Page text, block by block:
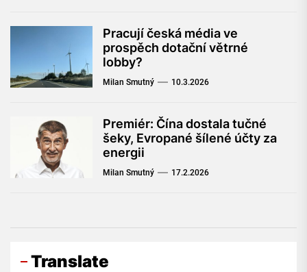
Pracují česká média ve
prospěch dotační větrné
lobby?
Milan Smutný 10.3.2026
Premiér: Čína dostala tučné
šeky, Evropané šílené účty za
energii
Milan Smutný 17.2.2026
Translate